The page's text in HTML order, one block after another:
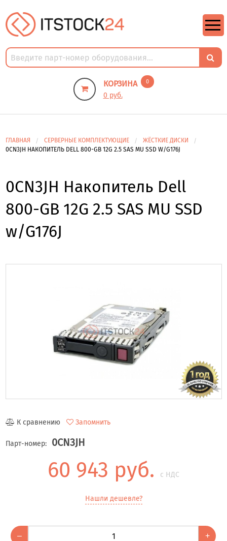
КОРЗИНА 0
0 руб.
ГЛАВНАЯ СЕРВЕРНЫЕ КОМПЛЕКТУЮЩИЕ
ЖЁСТКИЕ ДИСКИ
0CN3JH НАКОПИТЕЛЬ DELL 800-GB 12G 2.5 SAS MU SSD W/G176J
0CN3JH Накопитель Dell
800-GB 12G 2.5 SAS MU SSD
w/G176J
К сравнению Запомнить
Парт-номер: 0CN3JH
60 943 руб. с НДС
Нашли дешевле?
– +